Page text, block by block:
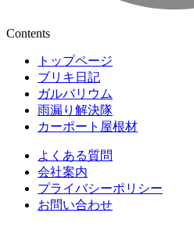
Contents
トップページ
ブリキ日記
ガルバリウム
雨漏り解決隊
カーポート屋根材
よくある質問
会社案内
プライバシーポリシー
お問い合わせ